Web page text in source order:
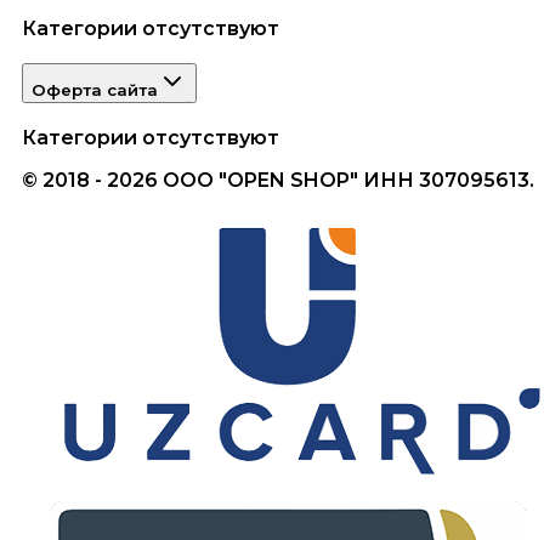
Категории отсутствуют
Оферта сайта
Категории отсутствуют
© 2018 - 2026 ООО "OPEN SHOP" ИНН 307095613.